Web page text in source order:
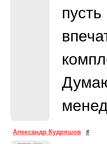
Александр Кудряшов #